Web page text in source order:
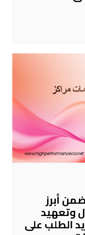
أبرز
وتعهيد
الطلب على